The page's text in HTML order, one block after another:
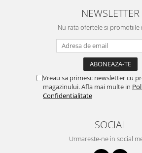
NEWSLETTER
Nu rata ofertele si promotiile
Vreau sa primesc newsletter cu
magazinului. Afla mai multe in
Confidentialitate
SOCIAL
Urmareste-ne in social